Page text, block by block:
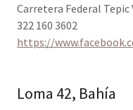
Carretera Federal Tepic
322 160 3602
https://
Loma 42, Bahía